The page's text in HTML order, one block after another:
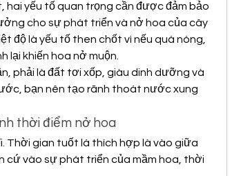
hai yếu tố quan trọng cần được đảm bảo
cho sự phát triển và nở hoa của cây
độ là yếu tố then chốt vì nếu quá nóng,
lại khiến hoa nở muộn.
phải là đất tơi xốp, giàu dinh dưỡng và
bạn nên tạo rãnh thoát nước xung
thời điểm nở hoa
Thời gian tuốt lá thích hợp là vào giữa
cứ vào sự phát triển của mầm hoa, thời